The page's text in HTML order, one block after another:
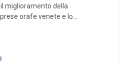
miglioramento della
orafe venete e lo...